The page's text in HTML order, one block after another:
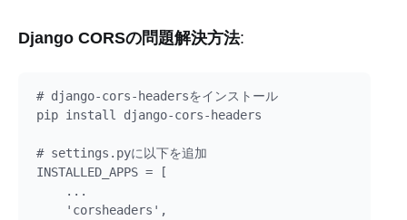
Django CORSの問題解決方法:
# django-cors-headersをインストール
pip install django-cors-headers
# settings.pyに以下を追加
INSTALLED_APPS = [
    ...
    'corsheaders',